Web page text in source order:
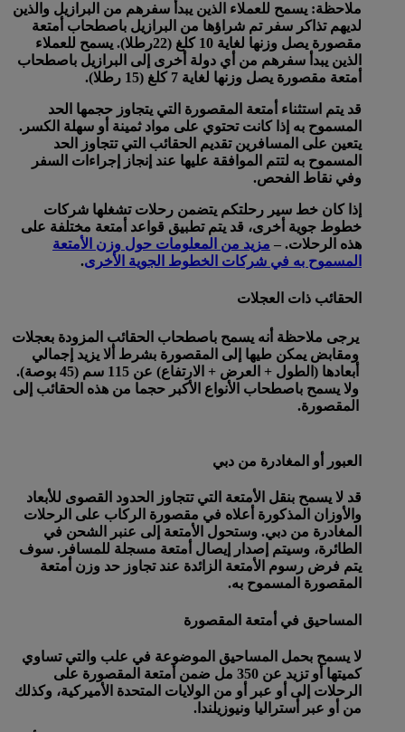
ملاحظة: يسمح للعملاء الذين يبدأ سفرهم من البرازيل والذين
لديهم تذاكر سفر تم شراؤها من البرازيل باصطحاب أمتعة
مقصورة يصل وزنها لغاية 10 كلغ (22رطلا). يسمح للعملاء
الذين يبدأ سفرهم من أي دولة أخرى إلى البرازيل باصطحاب
أمتعة مقصورة يصل وزنها لغاية 7 كلغ (15 رطلا).
قد يتم استثناء أمتعة المقصورة التي يتجاوز حجمها الحد
المسموح به إذا كانت تحتوي على مواد ثمينة أو سهلة الكسر.
يتعين على المسافرين تقديم الحقائب التي تتجاوز الحد
المسموح به لتتم الموافقة عليها عند إنجاز إجراءات السفر
وفي نقاط الفحص.
إذا كان خط سير رحلتكم يتضمن رحلات تشغلها شركات
خطوط جوية أخرى، قد يتم تطبيق قواعد أمتعة مختلفة على
هذه الرحلات. – مزيد من المعلومات حول وزن الأمتعة
المسموح به في شركات الخطوط الجوية الأخرى.
الحقائب ذات العجلات
يرجى ملاحظة أنه يسمح باصطحاب الحقائب المزودة بعجلات
ومقابض يمكن طيها إلى المقصورة بشرط ألا يزيد إجمالي
أبعادها (الطول + العرض + الارتفاع) عن 115 سم (45 بوصة).
ولا يسمح باصطحاب الأنواع الأكبر حجما من هذه الحقائب إلى
المقصورة.
العبور أو المغادرة من دبي
قد لا يسمح بنقل الأمتعة التي تتجاوز الحدود القصوى للأبعاد
والأوزان المذكورة أعلاه في مقصورة الركاب على الرحلات
المغادرة من دبي. وستحول الأمتعة إلى عنبر الشحن في
الطائرة، وسيتم إصدار إيصال أمتعة مسجلة للمسافر. سوف
يتم فرض رسوم الأمتعة الزائدة عند تجاوز حد وزن أمتعة
المقصورة المسموح به.
المساحيق في أمتعة المقصورة
لا يسمح بحمل المساحيق الموضوعة في علب والتي تساوي
كميتها أو تزيد عن 350 مل ضمن أمتعة المقصورة على
الرحلات إلى أو عبر أو من الولايات المتحدة الأميركية، وكذلك
من أو عبر أستراليا ونيوزيلندا.